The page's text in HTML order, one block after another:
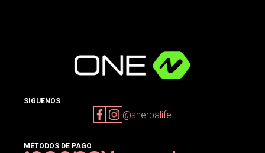
SIGUENOS
@sherpalife
MÉTODOS DE PAGO